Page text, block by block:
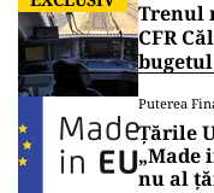
Trenul
CFR
Puterea
Țările
„Made
nu al